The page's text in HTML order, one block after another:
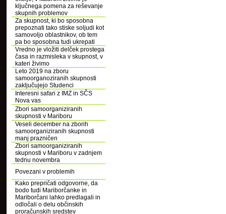
ključnega pomena za reševanje
skupnih problemov
Za skupnost, ki bo sposobna
prepoznati tako stiske soljudi kot
samovoljo oblastnikov, ob tem
pa bo sposobna tudi ukrepati
Vredno je vložiti delček prostega
časa in razmisleka v skupnost, v
kateri živimo
Leto 2019 na zboru
samoorganoziranih skupnosti
zaključujejo Studenci
Interesni safari z IMZ in SČS
Nova vas
Zbori samoorganiziranih
skupnosti v Mariboru
Veseli december na zborih
samoorganiziranih skupnosti
manj prazničen
Zbori samoorganiziranih
skupnosti v Mariboru v zadnjem
tednu novembra
Povezani v problemih
Kako prepričati odgovorne, da
bodo tudi Mariborčanke in
Mariborčani lahko predlagali in
odločali o delu občinskih
proračunskih sredstev